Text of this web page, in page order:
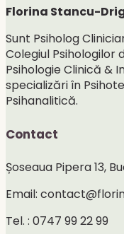
Florina Stancu-
Sunt Psiholog
Colegiul Psihologilor
Psihologie Clinică &
specializări în
Psihanalitică.
Contact
Șoseaua Pipera 13,
Email:
Tel. : 0747 99 22 99